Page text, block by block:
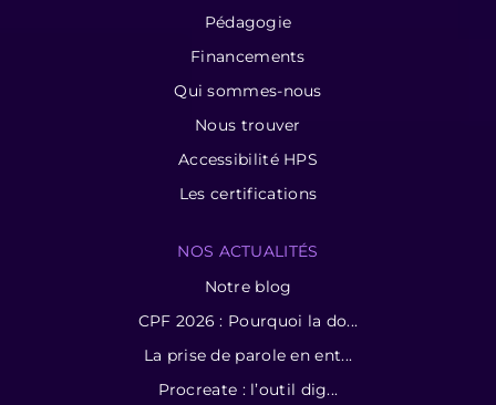
Pédagogie
Financements
Qui sommes-nous
Nous trouver
Accessibilité HPS
Les certifications
NOS ACTUALITÉS
Notre blog
CPF 2026 : Pourquoi la do...
La prise de parole en ent...
Procreate : l’outil dig...